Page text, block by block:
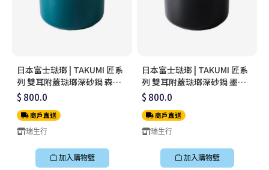
日本富士琺瑯 | TAKUMI 匠系
列 雙耳附蓋琺瑯深砂鍋 森林
綠 22cm
$ 800.0
商戶直送
瑞生行
加入購物籃
日本富士琺瑯 | TAKUMI 匠系
列 雙耳附蓋琺瑯深砂鍋 墨黑
22cm
$ 800.0
商戶直送
瑞生行
加入購物籃